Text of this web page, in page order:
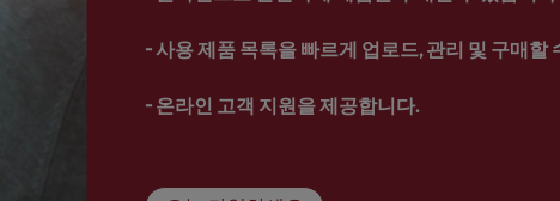
- 사용 제품 목록을 빠르게 업로드, 관리 및 구매할
- 온라인 고객 지원을 제공합니다.